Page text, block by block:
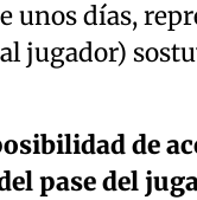
unos días,
jugador)
de
pase del